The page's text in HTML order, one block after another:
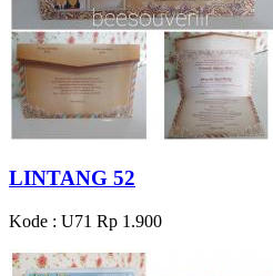
LINTANG 52
Kode : U71 Rp 1.900